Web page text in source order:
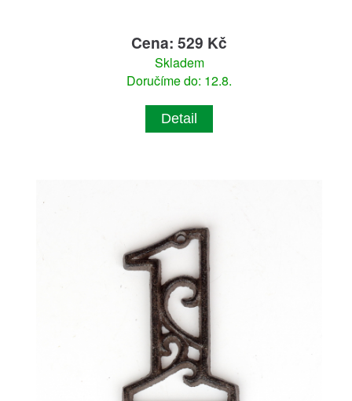
Cena: 529 Kč
Skladem
Doručíme do: 12.8.
Detail